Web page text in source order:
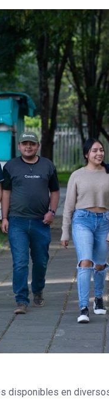
disponibles en